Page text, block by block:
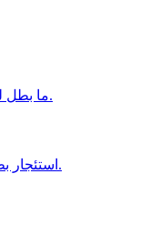
ما بطل لوضع المواهب ، رون أو سحر.
استئجار بطل باستخدام شارات الشرف.